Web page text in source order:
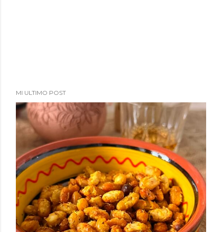
MI ULTIMO POST